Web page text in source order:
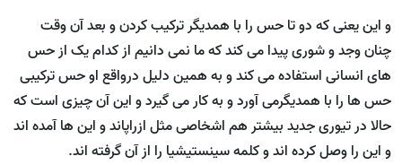
و این یعنی که دو تا حس را با همدیگر ترکیب کردن و بعد آن وقت
چنان وجد و شوری پیدا می کند که ما نمی دانیم از کدام یک از حس
های انسانی استفاده می کند و به همین دلیل درواقع او حس ترکیبی
حس ها را با همدیگرمی آورد و به کار می گیرد و این آن چیزی است که
حالا در تیوری جدید بیشتر هم اشخاصی مثل ازراپاند و این ها آمده اند
و این را وصل کرده اند و کلمه سینستیشیا را از آن گرفته اند.